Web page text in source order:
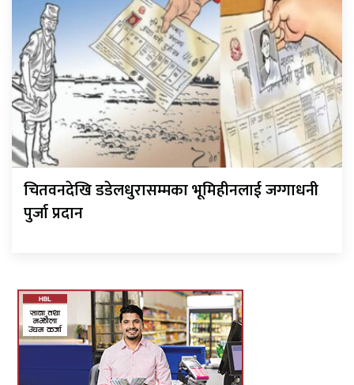
चितवनदेखि डडेलधुरासम्मका भूमिहीनलाई जग्गाधनी
पुर्जा प्रदान